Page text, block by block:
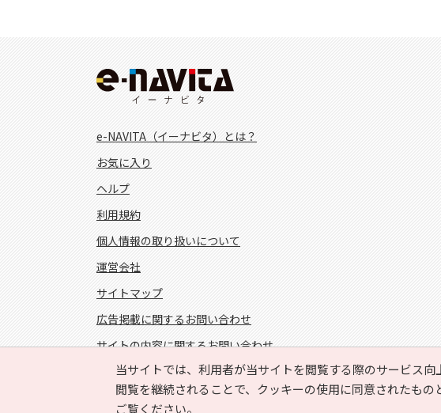
当サイトでは、利用者が当サイトを閲覧する際のサービス
閲覧を継続されることで、クッキーの使用に同意されたもの
ご覧ください。
e-NAVITA（イーナビタ）とは？
お気に入り
ヘルプ
利用規約
個人情報の取り扱いについて
運営会社
サイトマップ
広告掲載に関するお問い合わせ
サイトの内容に関するお問い合わせ
FOLLOW US!